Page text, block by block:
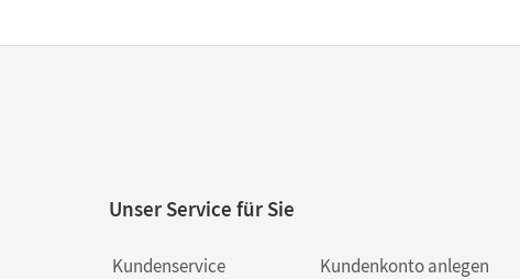
Unser Service für Sie
Kundenservice
Kundenkonto anlegen